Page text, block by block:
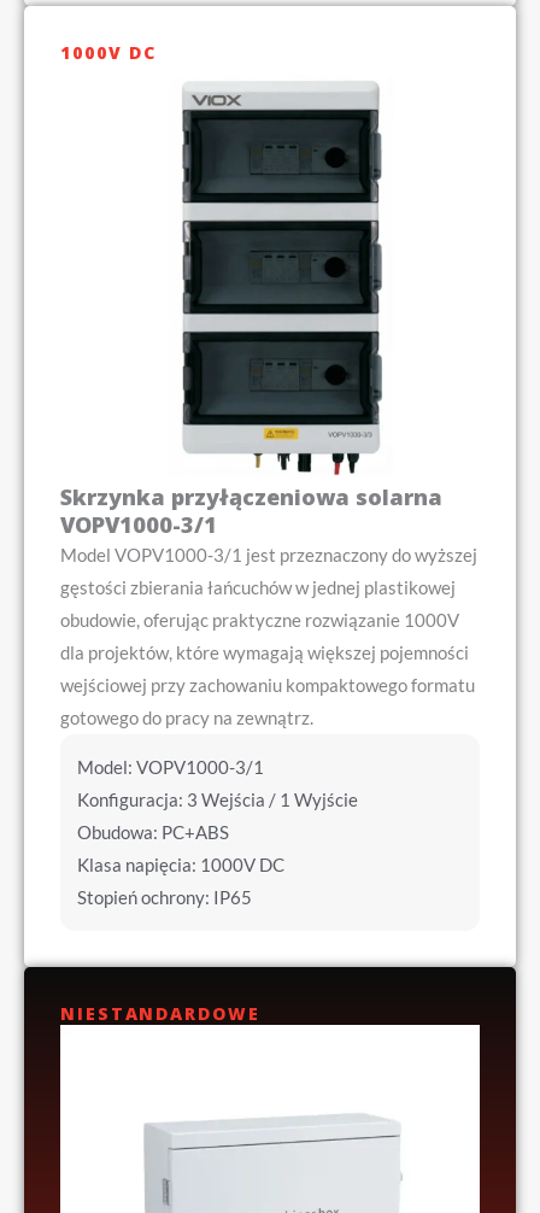
1000V DC
Skrzynka przyłączeniowa solarna
VOPV1000-3/1
Model VOPV1000-3/1 jest przeznaczony do wyższej
gęstości zbierania łańcuchów w jednej plastikowej
obudowie, oferując praktyczne rozwiązanie 1000V
dla projektów, które wymagają większej pojemności
wejściowej przy zachowaniu kompaktowego formatu
gotowego do pracy na zewnątrz.
Model: VOPV1000-3/1
Konfiguracja: 3 Wejścia / 1 Wyjście
Obudowa: PC+ABS
Klasa napięcia: 1000V DC
Stopień ochrony: IP65
NIESTANDARDOWE